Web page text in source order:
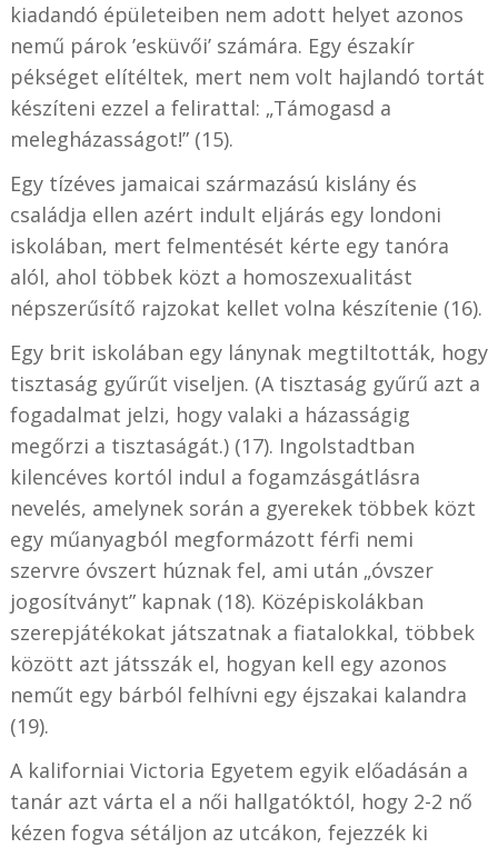
kiadandó épületeiben nem adott helyet azonos
nemű párok ’esküvői’ számára. Egy északír
pékséget elítéltek, mert nem volt hajlandó tortát
készíteni ezzel a felirattal: „Támogasd a
melegházasságot!” (15).
Egy tízéves jamaicai származású kislány és
családja ellen azért indult eljárás egy londoni
iskolában, mert felmentését kérte egy tanóra
alól, ahol többek közt a homoszexualitást
népszerűsítő rajzokat kellet volna készítenie (16).
Egy brit iskolában egy lánynak megtiltották, hogy
tisztaság gyűrűt viseljen. (A tisztaság gyűrű azt a
fogadalmat jelzi, hogy valaki a házasságig
megőrzi a tisztaságát.) (17). Ingolstadtban
kilencéves kortól indul a fogamzásgátlásra
nevelés, amelynek során a gyerekek többek közt
egy műanyagból megformázott férfi nemi
szervre óvszert húznak fel, ami után „óvszer
jogosítványt” kapnak (18). Középiskolákban
szerepjátékokat játszatnak a fiatalokkal, többek
között azt játsszák el, hogyan kell egy azonos
neműt egy bárból felhívni egy éjszakai kalandra
(19).
A kaliforniai Victoria Egyetem egyik előadásán a
tanár azt várta el a női hallgatóktól, hogy 2-2 nő
kézen fogva sétáljon az utcákon, fejezzék ki